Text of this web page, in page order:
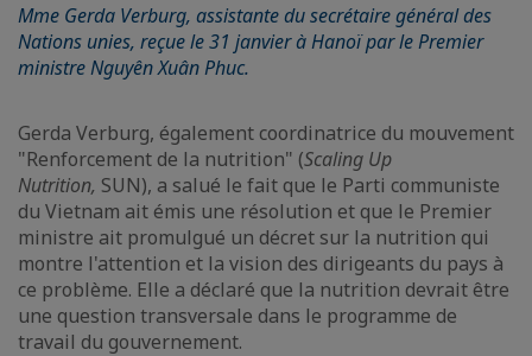
Mme Gerda Verburg, assistante du secrétaire général des
Nations unies, reçue le 31 janvier à Hanoï par le Premier
ministre Nguyên Xuân Phuc.
Gerda Verburg, également coordinatrice du mouvement
"Renforcement de la nutrition" (Scaling Up
Nutrition, SUN), a salué le fait que le Parti communiste
du Vietnam ait émis une résolution et que le Premier
ministre ait promulgué un décret sur la nutrition qui
montre l'attention et la vision des dirigeants du pays à
ce problème. Elle a déclaré que la nutrition devrait être
une question transversale dans le programme de
travail du gouvernement.